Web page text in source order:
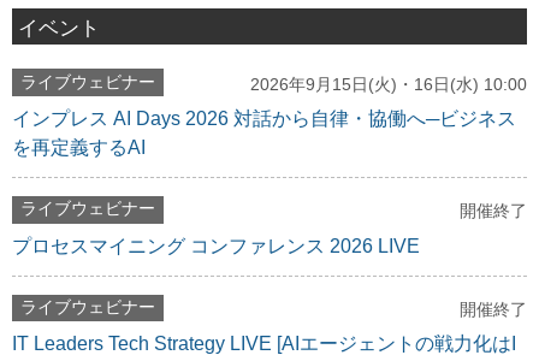
イベント
ライブウェビナー 2026年9月15日(火)・16日(水) 10:00
インプレス AI Days 2026 対話から自律・協働へ─ビジネス
を再定義するAI
ライブウェビナー 開催終了
プロセスマイニング コンファレンス 2026 LIVE
ライブウェビナー 開催終了
IT Leaders Tech Strategy LIVE [AIエージェントの戦力化はI